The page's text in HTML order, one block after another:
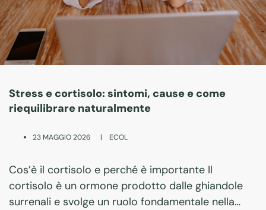
Stress e cortisolo: sintomi, cause e come
riequilibrare naturalmente
23 MAGGIO 2026 | ECOL
Cos’è il cortisolo e perché è importante Il
cortisolo è un ormone prodotto dalle ghiandole
surrenali e svolge un ruolo fondamentale nella